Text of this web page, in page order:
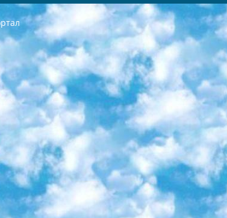
обучения подать в Республиканский образовательный центр для изготовления; варианты экзаменов на основе разработанных контрольных материалов пусть будут поставлены задачи формирования. 3. Республиканский образовательный центр (Ш.Худайкулов) до 5 апреля 2024 года. до: база данных предоставленных экзаменационных материалов на все языки обучения перевод и экспертиза; для слепых, слабовидящих, глухих, слабослышащих и умственно отсталых детей учащиеся выпускных классов специализированных школ и школ-интернатов база данных экзаменационных материалов на всех преподаваемых языках подготовка критериев оценки; специализированные школы для умственно отсталых детей и технологии для учащихся выпускных классов школ-интернатов разработка соответствующих рекомендаций и критериев проведения ЕГЭ по естествознанию давать задания. 4. Педагогический при специализированных образовательных учреждениях. Научно-практический центр навыков и международной оценки (Д.Давидова), Республика образовательный центр (Худайкулов Ш.) итоговый государственный аттестационный экзамен ориентирован на творческое и логическое мышление при подготовке базы материалов учитывать введение заданий. 5. Следует отметить, что: сертификат государственного образца о знании общеобразовательного предмета и как минимум национальный уровень B1 по предметам на иностранных языках, указанным в Приложении 2. или международно признанный сертификат эквивалентного уровня студенты, изучающие определенный предмет, освобождаются от экзамена; по соответствующим предметам запланирована итоговая государственная аттестация за день до дня, путем жеребьевки Рабочей группой (в письменной форме по предметам, проводимым в форме) из числа сформированных вариантов выбрано 2 варианта; 2 выбранных варианта экзамена анонсированы на официальном сайте министерства и все выпускники по всей стране на основе этих вариантов проводит итоговую государственную аттестацию. 6. Государственное образование учащихся средних общеобразовательных учреждений. знания в соответствии с квалификационными требованиями, которые необходимо приобрести на основании стандартов итоговый (выпускной) контроль для 9 и 11 классов в целях тестирования Экзамены (далее – экзамены) состоят из предметов, перечисленных в приложении 1. будет сделано. 7. Экзамены пройдут с 26 мая по 15 июня 2024 г. (кроме науки физического воспитания). 8. Физическая для учащихся 9 классов общесредних образовательных учреждений. Экзамены по предмету «Образование, квалификация медицина» 1-6 мая 2024 года. сотрудники перевести под присмотр (с отклонениями в физическом или умственном развитии) специализированная школа для детей, школы-интернаты и со сколиозом школы-интернаты санаторного типа для больных детей исключены). 9. Он был слепым, слабовидящим и имел нарушения опорно-двигательного аппарата. экзамены в специализированных школах и интернатах для детей должны проводиться исходя из требований, предъявляемых к общеобразовательным учреждениям (физкультура кроме науки). 10. Специализированная школа для глухих и слабослышащих детей. и экзамены в интернатах и быть реализован в виде письменного теста по математике. 11. Специальность для умственно отсталых детей. Для 9 класса Родной язык и литературное письмо Государственный язык (язык обучения – узбекский). для неклассов) написано Математическое письмо Письменная/устная история Узбекистана Физическое воспитание практично Итоговый контроль Для 11 класса Написание родного языка и литературы (эссе) Математическое письмо Узбекский язык (обучение на узбекском языке) не посещающее общее среднее образование для учреждений)/Образовательное учреждение выбор письменный и устный Иностранный язык письменный/устный Письменная/устная история Узбекистана *По выбору студента:  Химия  Физика  Основы